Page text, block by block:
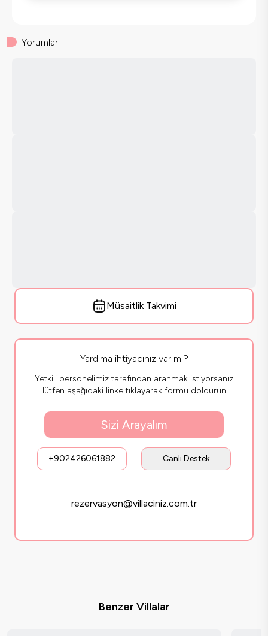
Yorumlar
Müsaitlik Takvimi
Yardıma ihtiyacınız var mı?
Yetkili personelimiz tarafından aranmak istiyorsanız
lütfen aşağıdaki linke tıklayarak formu doldurun
Sizi Arayalım
+902426061882 Canlı Destek
rezervasyon@villaciniz.com.tr
Benzer Villalar